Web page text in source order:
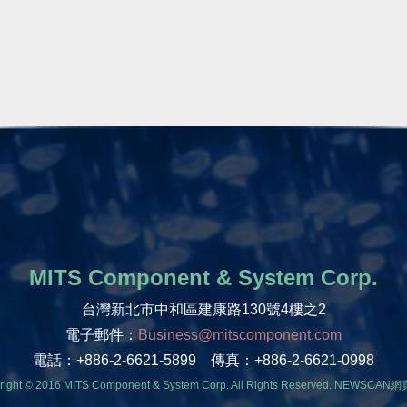
MITS Component & System Corp.
台灣新北市中和區建康路130號4樓之2
電子郵件： Business@mitscomponent.com
電話：+886-2-6621-5899 傳真：+886-2-6621-0998
© 2016 MITS Component & System Corp. All Rights Reserved. NEWSCAN網